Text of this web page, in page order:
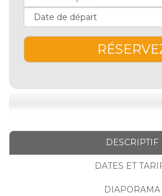
DESCRIPTIF
DATES ET
DIAPORAMA